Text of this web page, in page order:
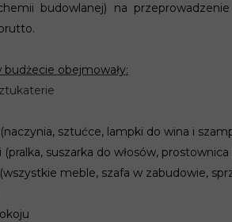
budowlanej) na
obejmowały:
sztućce, lampki do wina i
suszarka do włosów, prostownica
meble, szafa w zabudowie,